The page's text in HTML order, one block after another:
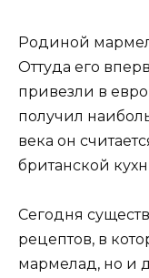
Родиной
Оттуда его
привезли в
получил
века он
британской
Сегодня
рецептов, в
мармелад, но и